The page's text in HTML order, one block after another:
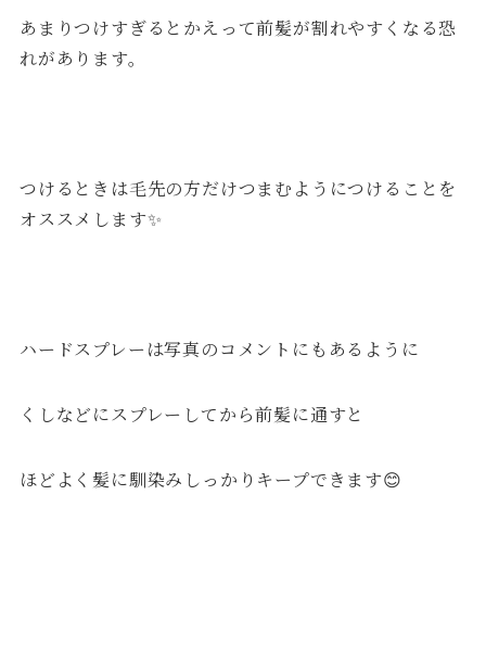
あまりつけすぎるとかえって前髪が割れやすくなる恐
れがあります。
つけるときは毛先の方だけつまむようにつけることを
オススメします✨
ハードスプレーは写真のコメントにもあるように
くしなどにスプレーしてから前髪に通すと
ほどよく髪に馴染みしっかりキープできます😊